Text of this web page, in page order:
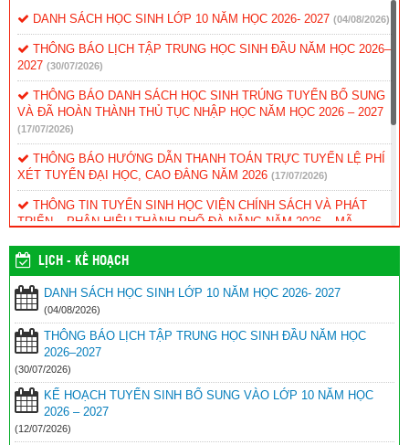
DANH SÁCH HỌC SINH LỚP 10 NĂM HỌC 2026- 2027 (04/08/2026)
THÔNG BÁO LỊCH TẬP TRUNG HỌC SINH ĐẦU NĂM HỌC 2026–
2027 (30/07/2026)
THÔNG BÁO DANH SÁCH HỌC SINH TRÚNG TUYỂN BỔ SUNG
VÀ ĐÃ HOÀN THÀNH THỦ TỤC NHẬP HỌC NĂM HỌC 2026 – 2027
(17/07/2026)
THÔNG BÁO HƯỚNG DẪN THANH TOÁN TRỰC TUYẾN LỆ PHÍ
XÉT TUYỂN ĐẠI HỌC, CAO ĐẲNG NĂM 2026 (17/07/2026)
THÔNG TIN TUYỂN SINH HỌC VIỆN CHÍNH SÁCH VÀ PHÁT
TRIỂN – PHÂN HIỆU THÀNH PHỐ ĐÀ NẴNG NĂM 2026 – MÃ
KẾ HOẠCH TUYỂN SINH BỔ SUNG VÀO LỚP 10 NĂM HỌC 2026
– 2027
(12/07/2026)
Kế hoạch xét thăng hạng chức danh nghề nghiệp viên chức năm
2026 – Sở GD&ĐT
(09/07/2026)
THÔNG BÁO DÀNH CHO HỌC SINH TRÚNG TUYỂN VÀO LỚP
10 NĂM HỌC 2026–2027
LỊCH - KẾ HOẠCH
DANH SÁCH HỌC SINH LỚP 10 NĂM HỌC 2026- 2027
(04/08/2026)
THÔNG BÁO LỊCH TẬP TRUNG HỌC SINH ĐẦU NĂM HỌC
2026–2027
(30/07/2026)
KẾ HOẠCH TUYỂN SINH BỔ SUNG VÀO LỚP 10 NĂM HỌC
2026 – 2027
(12/07/2026)